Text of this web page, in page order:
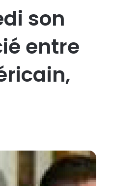
son
entre